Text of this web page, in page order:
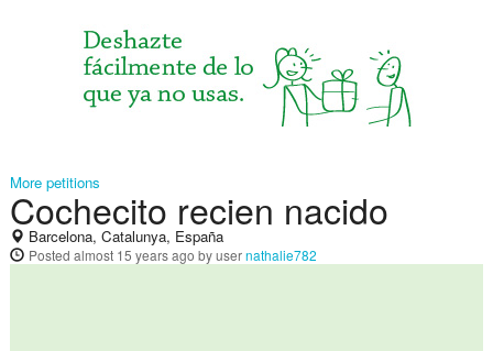
More petitions
Cochecito recien nacido
Barcelona, Catalunya, España
Posted almost 15 years ago by usernathalie782